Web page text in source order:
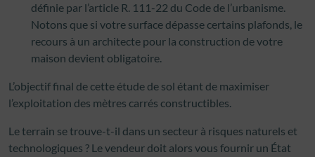
définie par l’article R. 111-22 du Code de l’urbanisme.
Notons que si votre surface dépasse certains plafonds, le
recours à un architecte pour la construction de votre
maison devient obligatoire.
L’objectif final de cette étude de sol étant de maximiser
l’exploitation des mètres carrés constructibles.
Le terrain se trouve-t-il dans un secteur à risques naturels et
technologiques ? Le vendeur doit alors vous fournir un État